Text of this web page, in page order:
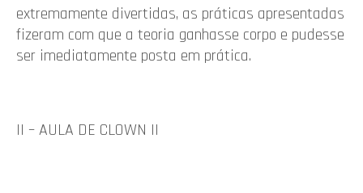
extremamente divertidas, as práticas apresentadas
fizeram com que a teoria ganhasse corpo e pudesse
ser imediatamente posta em prática.
II – AULA DE CLOWN II